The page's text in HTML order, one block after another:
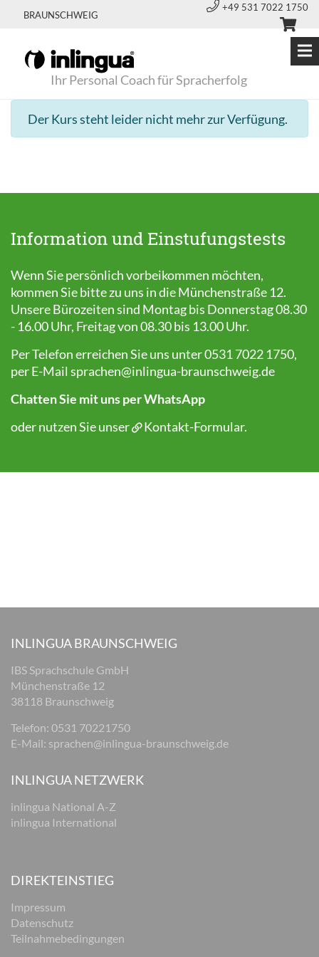
BRAUNSCHWEIG
+49 531 7022 1750
Ihr Personal Coach für Spracherfolg
Der Kurs steht leider nicht mehr zur Verfügung.
Information und Einstufungstests
Wenn Sie persönlich vorbeikommen möchten,
kommen Sie bitte zu uns in die Münchenstraße 12.
Unsere Bürozeiten sind Montag bis Donnerstag 08.30
- 16.00 Uhr, Freitag von 08.30 bis 13.00 Uhr.
Per Telefon erreichen Sie uns unter 0531 7022 1750,
per E-Mail sprachen@inlingua-braunschweig.de
Chatten Sie mit uns per WhatsApp
oder nutzen Sie unser
Kontakt-Formular.
INLINGUA BRAUNSCHWEIG
IBS Sprachschule GmbH
Münchenstraße 12
38118 Braunschweig
Telefon: 0531 70221750
E-Mail: sprachen@inlingua-braunschweig.de
INLINGUA NETZWERK
inlingua National A-Z
inlingua International
DIREKTEINSTIEG
Impressum
Datenschutz
Teilnahmebedingungen